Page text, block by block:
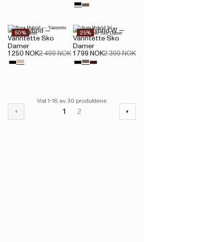
50%
Iluna Hybrid —
Vanntette Sko
Damer
1 250 NOK2 499 NOK
25%
Avan Hybrid W —
Vanntette Sko
Damer
1 799 NOK2 399 NOK
Vist 1-16 av 30 produktene
1 2